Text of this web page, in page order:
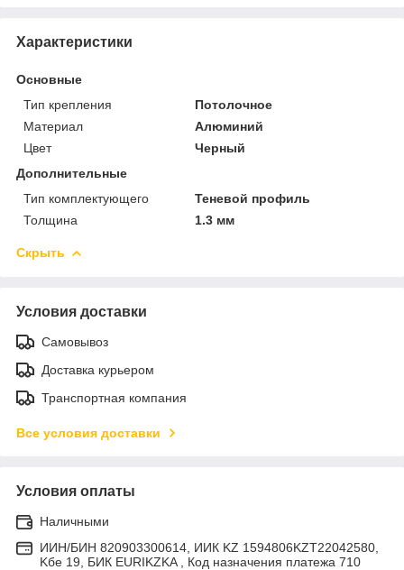
Характеристики
Основные
Тип крепления
Потолочное
Материал
Алюминий
Цвет
Черный
Дополнительные
Тип комплектующего
Теневой профиль
Толщина
1.3 мм
Скрыть
Условия доставки
Самовывоз
Доставка курьером
Транспортная компания
Все условия доставки
Условия оплаты
Наличными
ИИН/БИН 820903300614, ИИК KZ 1594806KZT22042580,
Kбе 19, БИК EURIKZKA , Код назначения платежа 710